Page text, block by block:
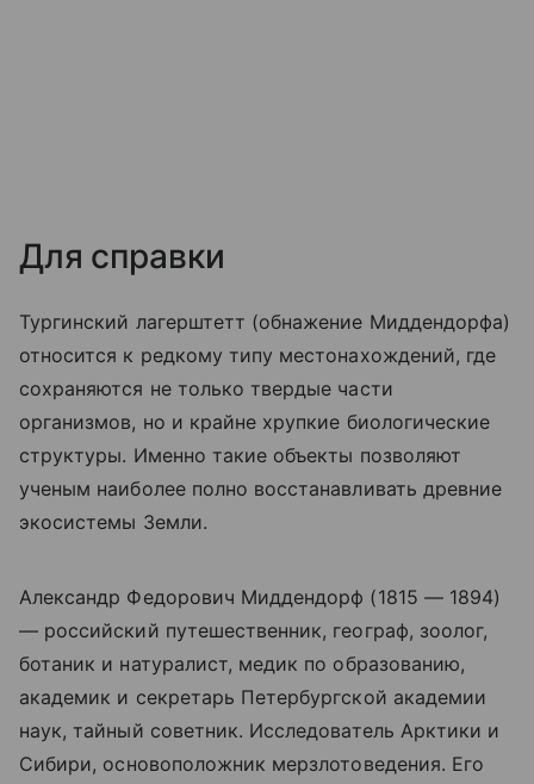
Для справки
Тургинский лагерштетт (обнажение Миддендорфа)
относится к редкому типу местонахождений, где
сохраняются не только твердые части
организмов, но и крайне хрупкие биологические
структуры. Именно такие объекты позволяют
ученым наиболее полно восстанавливать древние
экосистемы Земли.
Александр Федорович Миддендорф (1815 — 1894)
— российский путешественник, географ, зоолог,
ботаник и натуралист, медик по образованию,
академик и секретарь Петербургской академии
наук, тайный советник. Исследователь Арктики и
Сибири, основоположник мерзлотоведения. Его